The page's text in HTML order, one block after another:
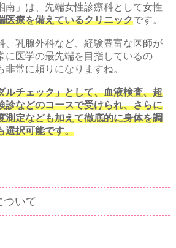
南」は、先端女性診療科として女性
医療を備えているクリニックです。
、乳腺外科など、経験豊富な医師が
に医学の最先端を目指しているの
常に頼りになりますね。
ルチェック」として、血液検査、超
診などのコースで受けられ、さらに
測定なども加えて徹底的に身体を調
選択可能です。
ついて